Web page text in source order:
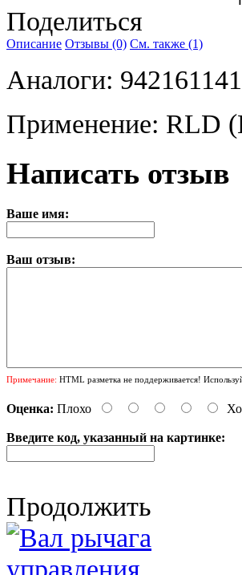
Поделиться
Описание Отзывы (0) См. также (1)
Аналоги:
Применение: RLD
Написать отзыв
Ваше имя:
Ваш отзыв:
Примечание: HTML разметка не поддерживается!
Оценка: Плохо
Введите код, указанный на картинке:
Продолжить